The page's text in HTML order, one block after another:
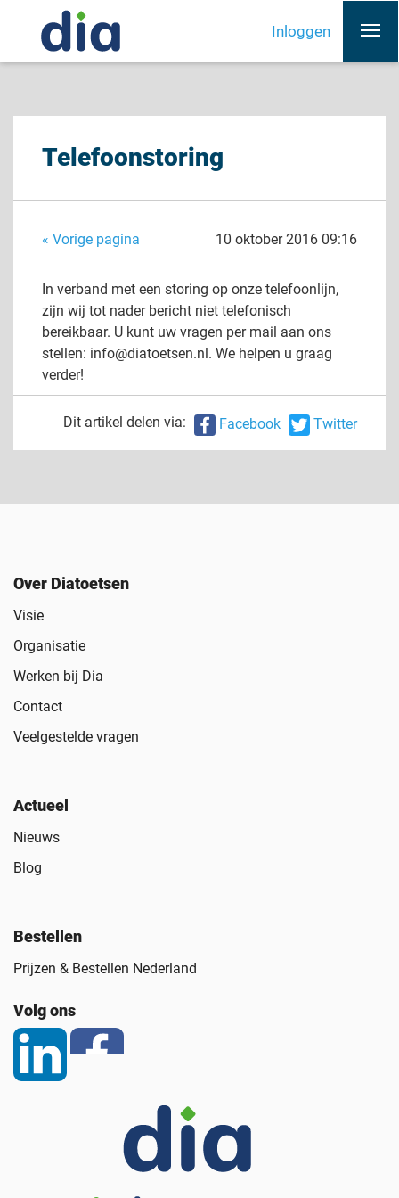
Inloggen
Telefoonstoring
« Vorige pagina 10 oktober 2016 09:16
In verband met een storing op onze telefoonlijn,
zijn wij tot nader bericht niet telefonisch
bereikbaar. U kunt uw vragen per mail aan ons
stellen: info@diatoetsen.nl. We helpen u graag
verder!
Dit artikel delen via: Facebook Twitter
Over Diatoetsen
Visie
Organisatie
Werken bij Dia
Contact
Veelgestelde vragen
Actueel
Nieuws
Blog
Bestellen
Prijzen & Bestellen Nederland
Volg ons